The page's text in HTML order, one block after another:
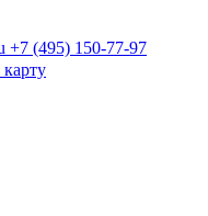
+7 (495) 150-77-97